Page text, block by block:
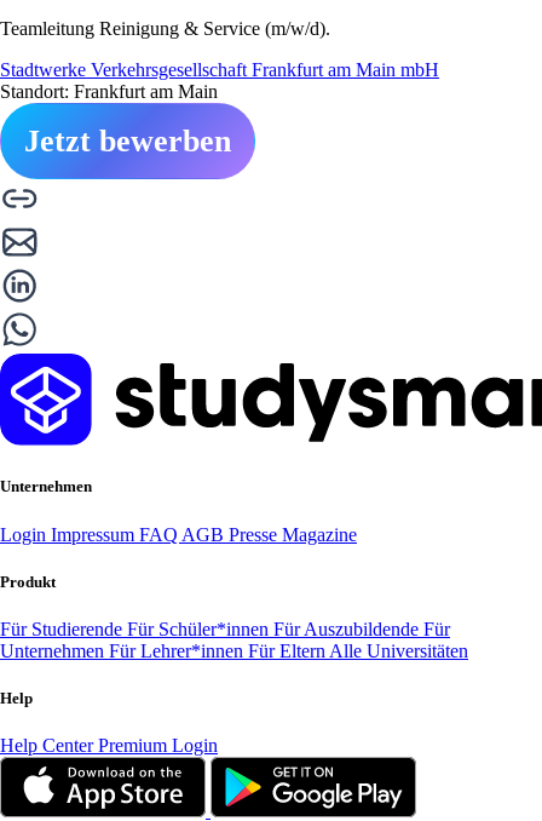
Teamleitung Reinigung & Service (m/w/d).
Stadtwerke Verkehrsgesellschaft Frankfurt am Main mbH
Standort: Frankfurt am Main
Jetzt bewerben
Unternehmen
Login Impressum FAQ AGB Presse Magazine
Produkt
Für Studierende Für Schüler*innen Für Auszubildende Für
Unternehmen Für Lehrer*innen Für Eltern Alle Universitäten
Help
Help CenterPremium Login